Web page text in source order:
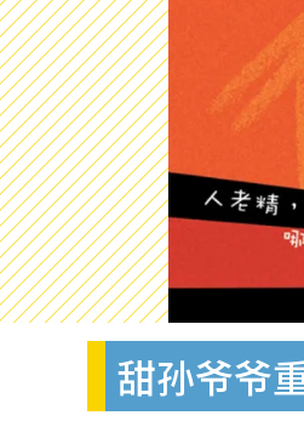
甜孙爷爷